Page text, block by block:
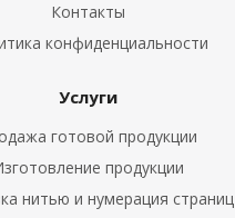
Контакты
конфиденциальности
Услуги
готовой продукции
продукции
нитью и нумерация страниц